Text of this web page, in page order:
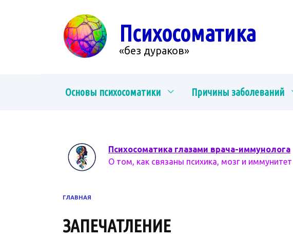
Психосоматика
«без дураков»
Основы психосоматики Причины заболеваний
Психосоматика глазами врача-иммунолога
О том, как связаны психика, мозг и иммунитет
ГЛАВНАЯ
ЗАПЕЧАТЛЕНИЕ